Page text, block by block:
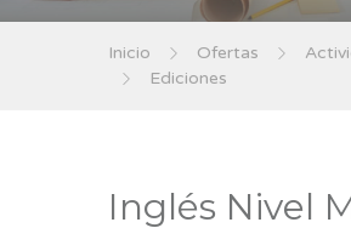
Inicio Ofertas
Ediciones
Inglés Nivel